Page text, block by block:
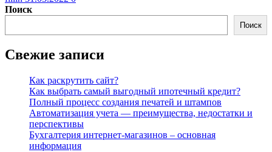
Поиск
Поиск
Свежие записи
Как раскрутить сайт?
Как выбрать самый выгодный ипотечный кредит?
Полный процесс создания печатей и штампов
Автоматизация учета — преимущества, недостатки и
перспективы
Бухгалтерия интернет-магазинов – основная
информация